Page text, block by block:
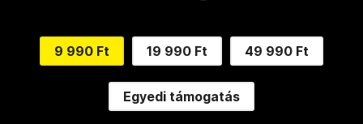
9 990 Ft 19 990 Ft 49 990 Ft
Egyedi támogatás